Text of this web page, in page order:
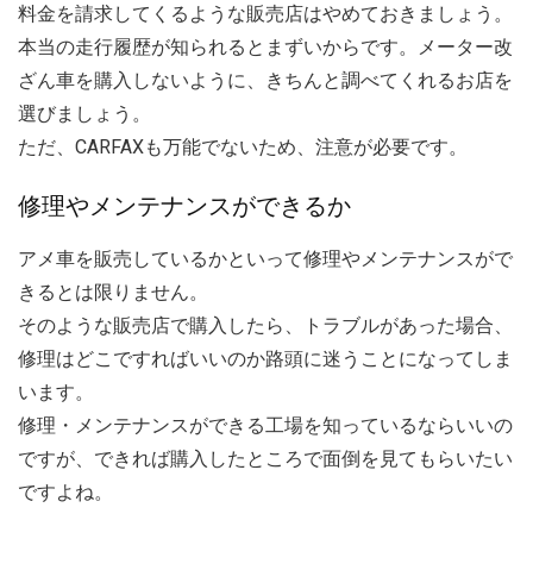
料金を請求してくるような販売店はやめておきましょう。
本当の走行履歴が知られるとまずいからです。メーター改
ざん車を購入しないように、きちんと調べてくれるお店を
選びましょう。
ただ、CARFAXも万能でないため、注意が必要です。
修理やメンテナンスができるか
アメ車を販売しているかといって修理やメンテナンスがで
きるとは限りません。
そのような販売店で購入したら、トラブルがあった場合、
修理はどこですればいいのか路頭に迷うことになってしま
います。
修理・メンテナンスができる工場を知っているならいいの
ですが、できれば購入したところで面倒を見てもらいたい
ですよね。